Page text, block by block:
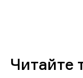
Читайте